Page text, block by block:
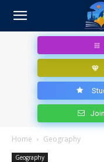
Home Geography
Geography